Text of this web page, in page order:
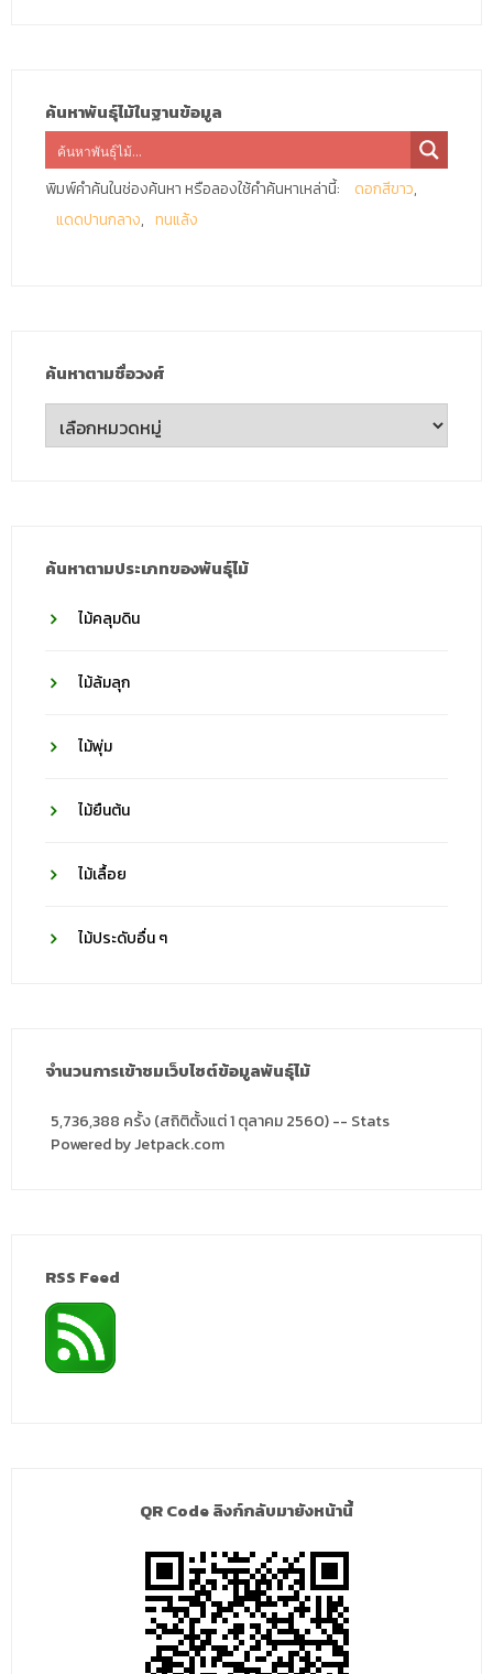
ค้นหาพันธุ์ไม้ในฐานข้อมูล
พิมพ์คำค้นในช่องค้นหา หรือลองใช้คำค้นหาเหล่านี้:
ดอกสีขาว
แดดปานกลาง
ทนแล้ง
ค้นหาตามชื่อวงศ์
ค้นหา
ตาม
ค้นหาตามประเภทของพันธุ์ไม้
ไม้คลุมดิน
ไม้ล้มลุก
ไม้พุ่ม
ไม้ยืนต้น
ไม้เลื้อย
ไม้ประดับอื่น ๆ
จำนวนการเข้าชมเว็บไซต์ข้อมูลพันธุ์ไม้
5,736,388 ครั้ง (สถิติตั้งแต่ 1 ตุลาคม 2560) -- Stats
Powered by Jetpack.com
RSS Feed
QR Code ลิงก์กลับมายังหน้านี้